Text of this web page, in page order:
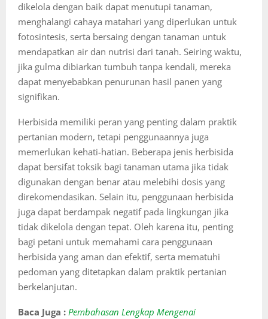
dikelola dengan baik dapat menutupi tanaman,
menghalangi cahaya matahari yang diperlukan untuk
fotosintesis, serta bersaing dengan tanaman untuk
mendapatkan air dan nutrisi dari tanah. Seiring waktu,
jika gulma dibiarkan tumbuh tanpa kendali, mereka
dapat menyebabkan penurunan hasil panen yang
signifikan.
Herbisida memiliki peran yang penting dalam praktik
pertanian modern, tetapi penggunaannya juga
memerlukan kehati-hatian. Beberapa jenis herbisida
dapat bersifat toksik bagi tanaman utama jika tidak
digunakan dengan benar atau melebihi dosis yang
direkomendasikan. Selain itu, penggunaan herbisida
juga dapat berdampak negatif pada lingkungan jika
tidak dikelola dengan tepat. Oleh karena itu, penting
bagi petani untuk memahami cara penggunaan
herbisida yang aman dan efektif, serta mematuhi
pedoman yang ditetapkan dalam praktik pertanian
berkelanjutan.
Baca Juga : Pembahasan Lengkap Mengenai